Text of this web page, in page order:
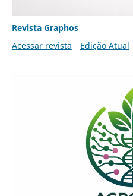
Revista Graphos
Acessar revista
Edição Atual